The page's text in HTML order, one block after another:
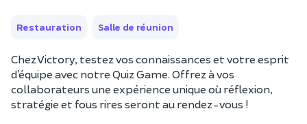
Restauration Salle de réunion
Chez Victory, testez vos connaissances et votre esprit
d’équipe avec notre Quiz Game. Offrez à vos
collaborateurs une expérience unique où réflexion,
stratégie et fous rires seront au rendez-vous !